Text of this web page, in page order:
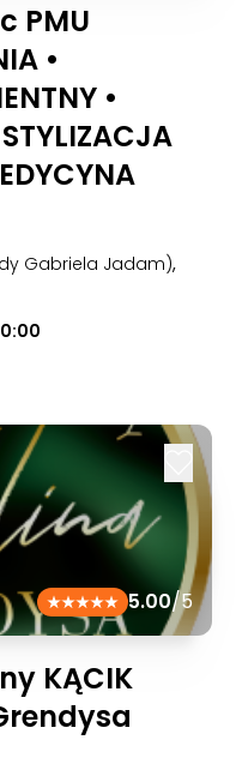
PMU
•
•
Gabriela Jadam),
5.00/5
KĄCIK